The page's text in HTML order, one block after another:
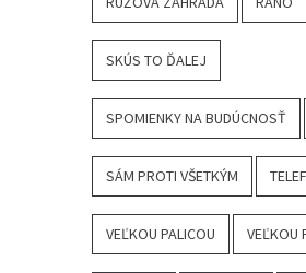
SKÚS TO ĎALEJ
SPOMIENKY NA BUDÚCNOSŤ
SÁM PROTI VŠETKÝM
VEĽKOU PALICOU VEĽKOU